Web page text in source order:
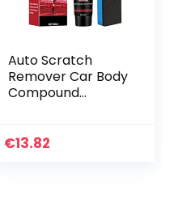
Auto Scratch
Remover Car Body
Compound
Repair Polijsten
€13.82